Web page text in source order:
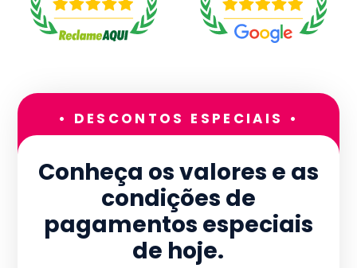
• DESCONTOS ESPECIAIS •
Conheça os valores e as
condições de
pagamentos especiais
de hoje.